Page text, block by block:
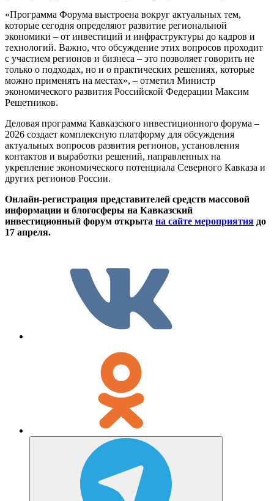
«Программа Форума выстроена вокруг актуальных тем,
которые сегодня определяют развитие региональной
экономики – от инвестиций и инфраструктуры до кадров и
технологий. Важно, что обсуждение этих вопросов проходит
с участием регионов и бизнеса – это позволяет говорить не
только о подходах, но и о практических решениях, которые
можно применять на местах», – отметил Министр
экономического развития Российской Федерации Максим
Решетников.
Деловая программа Кавказского инвестиционного форума –
2026 создает комплексную платформу для обсуждения
актуальных вопросов развития регионов, установления
контактов и выработки решений, направленных на
укрепление экономического потенциала Северного Кавказа и
других регионов России.
Онлайн-регистрация представителей средств массовой
информации и блогосферы на Кавказский
инвестиционный форум открыта на сайте мероприятия до
17 апреля.